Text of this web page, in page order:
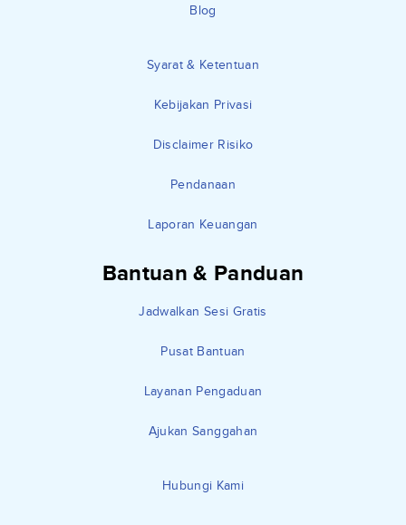
Blog
Syarat & Ketentuan
Kebijakan Privasi
Disclaimer Risiko
Pendanaan
Laporan Keuangan
Bantuan & Panduan
Jadwalkan Sesi Gratis
Pusat Bantuan
Layanan Pengaduan
Ajukan Sanggahan
Hubungi Kami